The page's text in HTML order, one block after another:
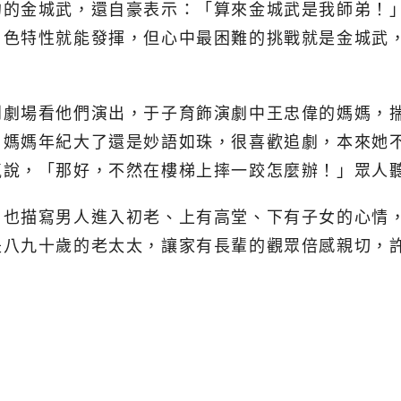
金城武，還自豪表示：
「算來金城武是我師弟！
特性就能發揮，但心中最困難的挑戰就是金城
場看他們演出，于子育飾演劇中王忠偉的媽媽
媽年紀大了還是妙語如珠，很喜歡追劇，本來
，「那好，不然在樓梯上摔一跤怎麼辦！」眾人
描寫男人進入初老、上有高堂、下有子女的心
九十歲的老太太，讓家有長輩的觀眾倍感親切